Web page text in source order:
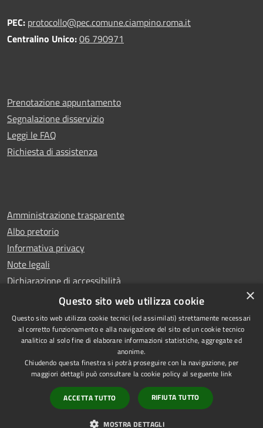
PEC: protocollo@pec.comune.ciampino.roma.it
Centralino Unico:06 790971
Prenotazione appuntamento
Segnalazione disservizio
Leggi le FAQ
Richiesta di assistenza
Amministrazione trasparente
Albo pretorio
Informativa privacy
Note legali
Dichiarazione di accessibilità
Whistleblowing
Accessibilità
di Ciampino
Powered byMunicipium
• Accesso redazione
×
Questo sito web utilizza cookie
Questo sito web utilizza cookie tecnici (ed assimilati) strettamente necessari
al corretto funzionamento e alla navigazione del sito ed un cookie tecnico
analitico al solo fine di elaborare informazioni statistiche, aggregate ed
anonime.
Chiudendo questa finestra si potrà proseguire con la navigazione, per
maggiori dettagli può consultare la cookie policy al seguente link
ACCETTA TUTTO RIFIUTA TUTTO
MOSTRA DETTAGLI